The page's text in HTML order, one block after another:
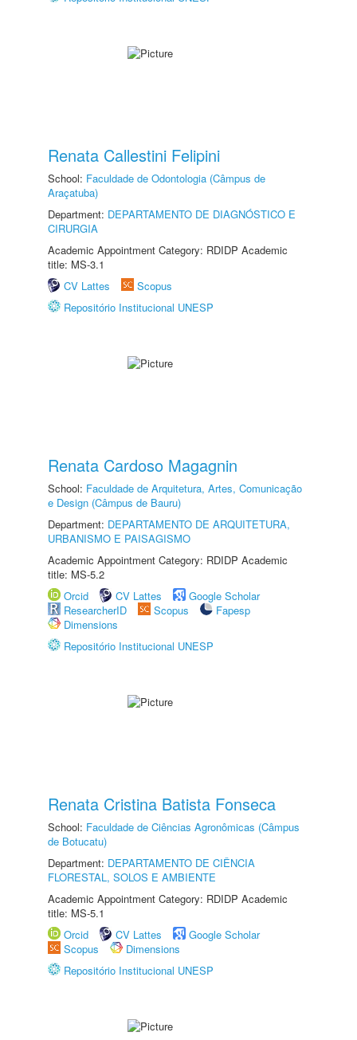
Renata Callestini Felipini
School: Faculdade de Odontologia (Câmpus de
Araçatuba)
Department: DEPARTAMENTO DE DIAGNÓSTICO E
CIRURGIA
Academic Appointment Category: RDIDP Academic
title: MS-3.1
CV Lattes
Scopus
Repositório Institucional UNESP
Renata Cardoso Magagnin
School: Faculdade de Arquitetura, Artes, Comunicação
e Design (Câmpus de Bauru)
Department: DEPARTAMENTO DE ARQUITETURA,
URBANISMO E PAISAGISMO
Academic Appointment Category: RDIDP Academic
title: MS-5.2
Orcid
CV Lattes
Google Scholar
ResearcherID
Scopus
Fapesp
Dimensions
Repositório Institucional UNESP
Renata Cristina Batista Fonseca
School: Faculdade de Ciências Agronômicas (Câmpus
de Botucatu)
Department: DEPARTAMENTO DE CIÊNCIA
FLORESTAL, SOLOS E AMBIENTE
Academic Appointment Category: RDIDP Academic
title: MS-5.1
Orcid
CV Lattes
Google Scholar
Scopus
Dimensions
Repositório Institucional UNESP